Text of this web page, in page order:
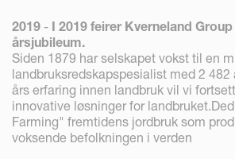
2019 - I 2019 feirer Kverneland
årsjubileum.
Siden 1879 har selskapet vokst til en
landbruksredskapspesialist med 2 482
års erfaring innen landbruk vil vi
innovative løsninger for
Farming" fremtidens jordbruk som
voksende befolkningen i verden